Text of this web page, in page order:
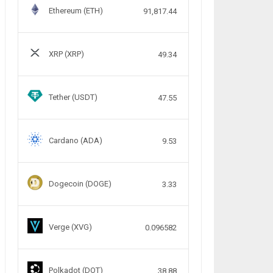
Ethereum (ETH) 91,817.44
XRP (XRP) 49.34
Tether (USDT) 47.55
Cardano (ADA) 9.53
Dogecoin (DOGE) 3.33
Verge (XVG) 0.096582
Polkadot (DOT) 38.88